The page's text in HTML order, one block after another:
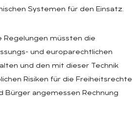
Systemen für den Einsatz.
Regelungen müssten die
und europarechtlichen
und den mit dieser Technik
Risiken für die Freiheitsrechte
Bürger angemessen Rechnung